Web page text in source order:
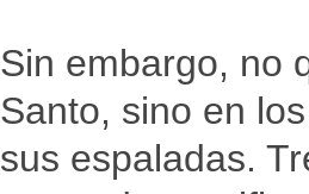
Sin embargo, no
Santo, sino en
sus espaladas.